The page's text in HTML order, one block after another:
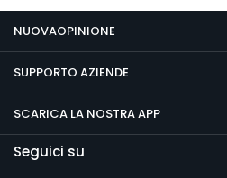
NUOVAOPINIONE
SUPPORTO AZIENDE
SCARICA LA NOSTRA APP
Seguici su